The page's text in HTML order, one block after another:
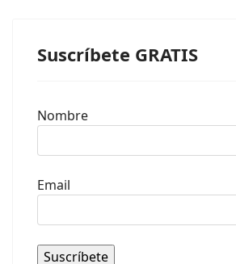
Suscríbete GRATIS
Nombre
Email